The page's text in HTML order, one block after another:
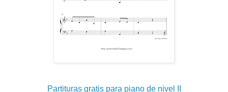
Partituras gratis para piano de nivel II